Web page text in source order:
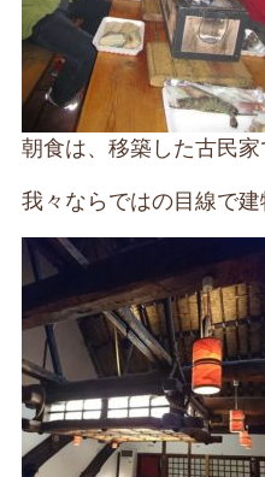
朝食は、移築した古民家
我々ならではの目線で建